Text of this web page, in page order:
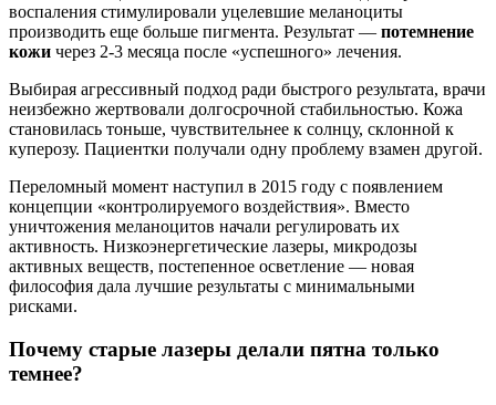
воспаления стимулировали уцелевшие меланоциты
производить еще больше пигмента. Результат — потемнение
кожи через 2-3 месяца после «успешного» лечения.
Выбирая агрессивный подход ради быстрого результата, врачи
неизбежно жертвовали долгосрочной стабильностью. Кожа
становилась тоньше, чувствительнее к солнцу, склонной к
куперозу. Пациентки получали одну проблему взамен другой.
Переломный момент наступил в 2015 году с появлением
концепции «контролируемого воздействия». Вместо
уничтожения меланоцитов начали регулировать их
активность. Низкоэнергетические лазеры, микродозы
активных веществ, постепенное осветление — новая
философия дала лучшие результаты с минимальными
рисками.
Почему старые лазеры делали пятна только
темнее?